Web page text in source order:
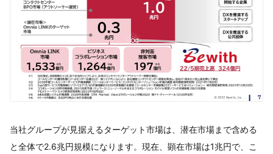
当社グループが見据えるターゲット市場は、潜在市場まで含める
と全体で2.6兆円規模になります。現在、顕在市場は1兆円で、こ